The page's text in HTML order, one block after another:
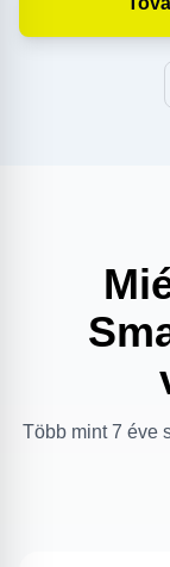
Több mint 7 éve